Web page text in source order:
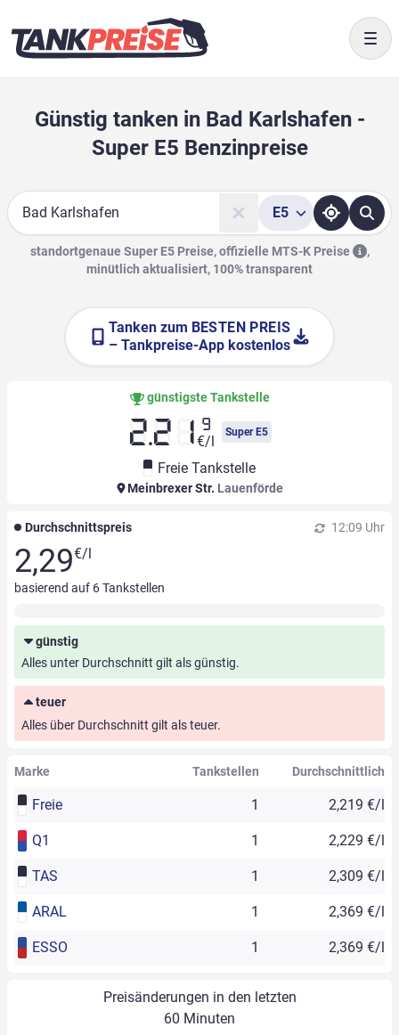
Günstig tanken in Bad Karlshafen -
Super E5 Benzinpreise
Suche
E5
standortgenaue Super E5 Preise, offizielle MTS-K Preise
,
minütlich aktualisiert, 100% transparent
Tanken zum BESTEN PREIS
– Tankpreise-App kostenlos
günstigste Tankstelle
2.21 9
€/l
Super E5
Freie Tankstelle
Meinbrexer Str. Lauenförde
Durchschnittspreis 12:09 Uhr
2,29€/l
basierend auf 6Tankstellen
günstig
Alles unter Durchschnitt gilt als günstig.
teuer
Alles über Durchschnitt gilt als teuer.
Marke Tankstellen Durchschnittlich
Freie 1 2,219 €/l
Q1 1 2,229 €/l
TAS 1 2,309 €/l
ARAL 1 2,369 €/l
ESSO 1 2,369 €/l
Preisänderungen in den letzten
60 Minuten